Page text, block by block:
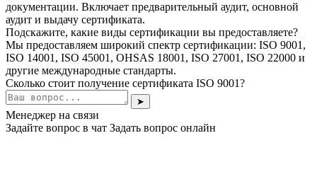
документации. Включает предварительный аудит, основной
аудит и выдачу сертификата.
Подскажите, какие виды сертификации вы предоставляете?
Мы предоставляем широкий спектр сертификации: ISO 9001,
ISO 14001, ISO 45001, OHSAS 18001, ISO 27001, ISO 22000 и
другие международные стандарты.
Сколько стоит получение сертификата ISO 9001?
➤
Менеджер на связи
Задайте вопрос в чат Задать вопрос онлайн